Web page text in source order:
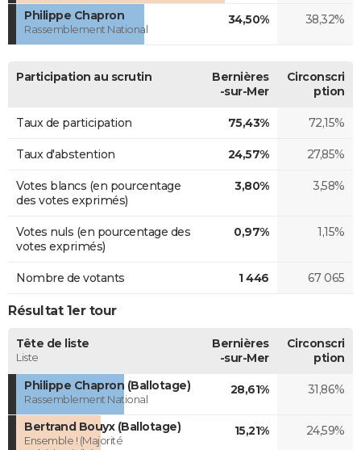
Philippe Chapron
Rassemblement National
34,50% 38,32%
Participation au scrutin
Bernières
-sur-Mer
Circonscri
ption
Taux de participation 75,43% 72,15%
Taux d'abstention 24,57% 27,85%
Votes blancs (en pourcentage
des votes exprimés)
3,80% 3,58%
Votes nuls (en pourcentage des
votes exprimés)
0,97% 1,15%
Nombre de votants 1 446 67 065
Résultat 1er tour
Tête de liste
Liste
Bernières
-sur-Mer
Circonscri
ption
Philippe Chapron (Ballotage)
Rassemblement National
28,61% 31,86%
Bertrand Bouyx (Ballotage)
Ensemble ! (Majorité
15,21% 24,59%